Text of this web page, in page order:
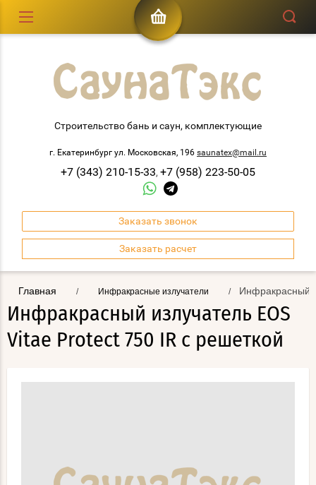
Строительство бань и саун, комплектующие
г. Екатеринбург ул. Московская, 196 saunatex@mail.ru
+7 (343) 210-15-33, +7 (958) 223-50-05
Заказать звонок
Заказать расчет
Главная / Инфракрасные излучатели / Инфракрасный
Инфракрасный излучатель EOS
Vitae Protect 750 IR с решеткой